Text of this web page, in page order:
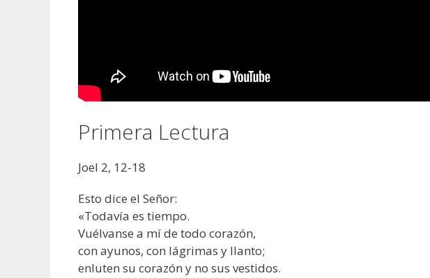
Primera Lectura
Joel 2, 12-18
Esto dice el Señor:
«Todavía es tiempo.
Vuélvanse a mí de todo corazón,
con ayunos, con lágrimas y llanto;
enluten su corazón y no sus vestidos.